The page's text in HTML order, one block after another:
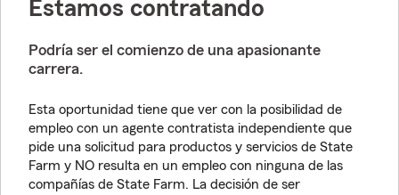
Estamos contratando
Podría ser el comienzo de una apasionante
carrera.
Esta oportunidad tiene que ver con la posibilidad de
empleo con un agente contratista independiente que
pide una solicitud para productos y servicios de State
Farm y NO resulta en un empleo con ninguna de las
compañías de State Farm. La decisión de ser